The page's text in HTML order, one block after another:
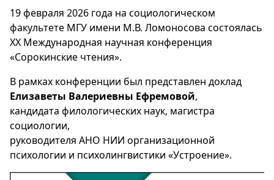
19 февраля 2026 года на социологическом
факультете МГУ имени М.В. Ломоносова состоялась
XX Международная научная конференция
«Сорокинские чтения».
В рамках конференции был представлен доклад
Елизаветы Валериевны Ефремовой,
кандидата филологических наук, магистра
социологии,
руководителя АНО НИИ организационной
психологии и психолингвистики «Устроение».